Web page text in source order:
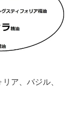
ア、バジル、